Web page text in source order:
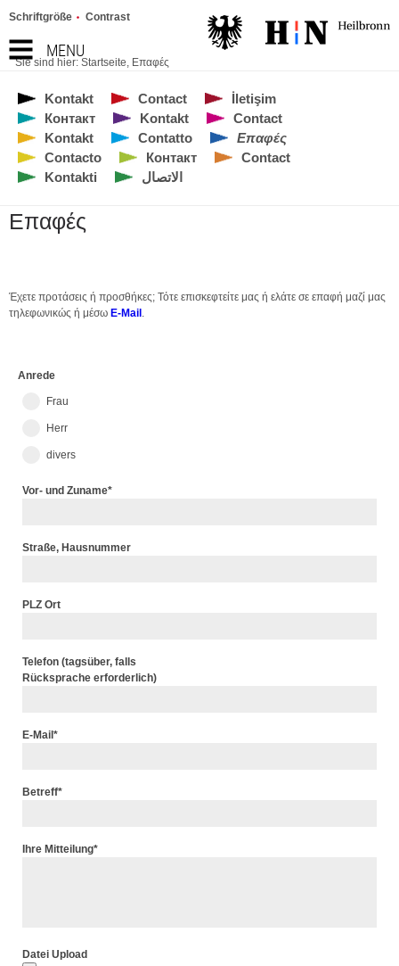
MENU
Schriftgröße Contrast
Sie sind hier: Startseite, Επαφές
Kontakt Contact
İletişim
Контакт
Kontakt
Contact
Kontakt
Contatto
Επαφές
Contacto
Контакт
Contact
Kontakti
الاتصال
Επαφές
Έχετε προτάσεις ή προσθήκες; Τότε επισκεφτείτε μας ή ελάτε σε επαφή μαζί μας
τηλεφωνικώς ή μέσω E-Mail
Anrede
Frau
Herr
divers
Vor- und Zuname*
Straße, Hausnummer
PLZ Ort
Telefon (tagsüber, falls
Rücksprache erforderlich)
E-Mail*
Betreff*
Ihre Mitteilung*
Datei Upload